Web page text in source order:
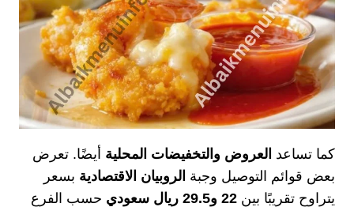
كما تساعد العروض والتخفيضات المحلية أيضًا. تعرض
بعض قوائم التوصيل وجبة الروبيان الاقتصادية بسعر
يتراوح تقريبًا بين 22 و29.5 ريال سعودي
حسب الفرع